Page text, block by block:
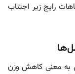
رایج زیر اجتناب
به معنی کاهش وزن